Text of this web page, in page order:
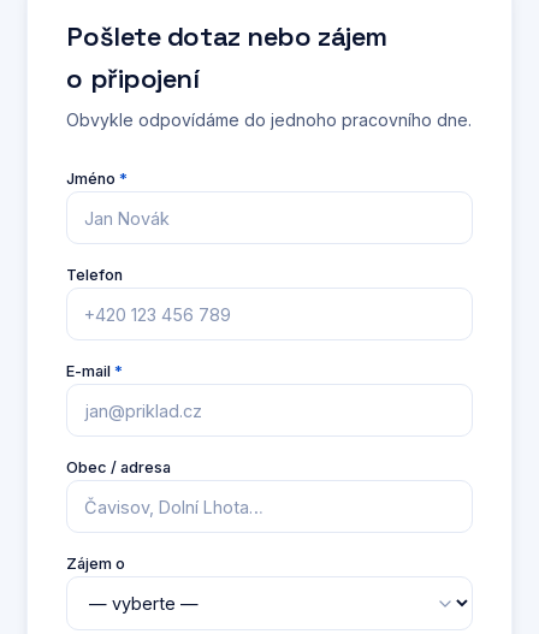
Pošlete dotaz nebo zájem
o připojení
Obvykle odpovídáme do jednoho pracovního dne.
Jméno*
Telefon
E-mail*
Obec / adresa
Zájem o